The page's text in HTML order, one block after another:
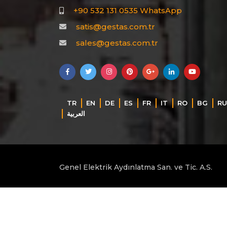
+90 532 131 0535 WhatsApp
satis@gestas.com.tr
sales@gestas.com.tr
TR EN DE ES FR IT RO BG
RU
‏العربية‏
Genel Elektrik Aydınlatma San. ve Tic. A.S.